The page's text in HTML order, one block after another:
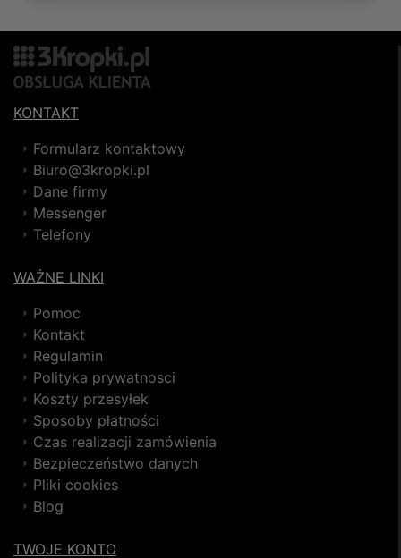
KONTAKT
Formularz kontaktowy
Biuro@3kropki.pl
Dane firmy
Messenger
Telefony
WAŻNE LINKI
Pomoc
Kontakt
Regulamin
Polityka prywatnosci
Koszty przesyłek
Sposoby płatności
Czas realizacji zamówienia
Bezpieczeństwo danych
Pliki cookies
Blog
TWOJE KONTO